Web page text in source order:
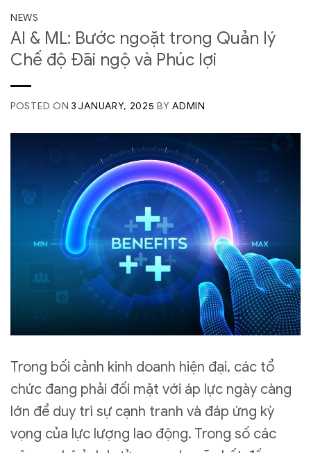
NEWS
AI & ML: Bước ngoặt trong Quản lý
Chế độ Đãi ngộ và Phúc lợi
POSTED ON 3 JANUARY, 2025 BYADMIN
Trong bối cảnh kinh doanh hiện đại, các tổ
chức đang phải đối mặt với áp lực ngày càng
lớn để duy trì sự cạnh tranh và đáp ứng kỳ
vọng của lực lượng lao động. Trong số các